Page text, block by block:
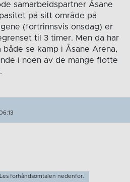
samarbeidspartner Åsane
på sitt område på
(fortrinnsvis onsdag) er
til 3 timer. Men da har
se kamp i Åsane Arena,
i noen av de mange flotte
forhåndsomtalen nedenfor.